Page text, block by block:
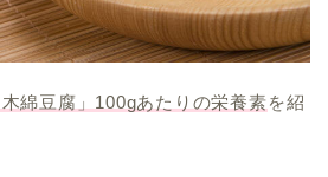
綿豆腐」100gあたりの栄養素を紹